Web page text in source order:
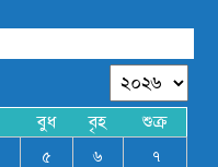
বুধ বৃহ শুক্র
৫ ৬ ৭